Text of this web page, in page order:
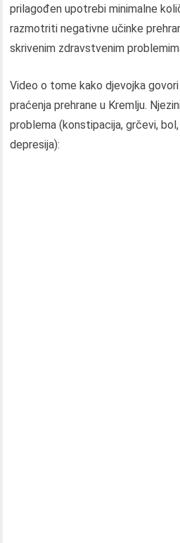
prilagođen upotrebi minimalne
razmotriti negativne učinke
skrivenim zdravstvenim
Video o tome kako djevojka
praćenja prehrane u Kremlju.
problema (konstipacija, grčevi,
depresija):